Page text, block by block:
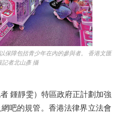
保障包括青少年在內的參與者。 香港文匯
記者北山彥 攝
鍾靜雯）特區政府正計劃加強
吧的規管。香港法律界立法會